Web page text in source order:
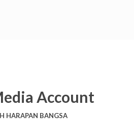
Account
HARAPAN BANGSA